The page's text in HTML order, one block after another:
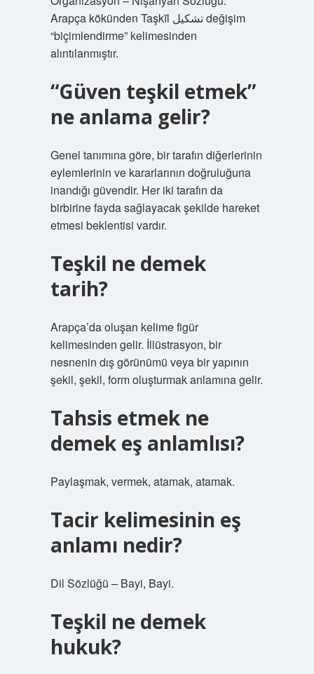
Arapça kökünden Taşkīl تشكيل değişim
“biçimlendirme” kelimesinden
alıntılanmıştır.
“Güven teşkil etmek”
ne anlama gelir?
Genel tanımına göre, bir tarafın diğerlerinin
eylemlerinin ve kararlarının doğruluğuna
inandığı güvendir. Her iki tarafın da
birbirine fayda sağlayacak şekilde hareket
etmesi beklentisi vardır.
Teşkil ne demek
tarih?
Arapça’da oluşan kelime figür
kelimesinden gelir. İllüstrasyon, bir
nesnenin dış görünümü veya bir yapının
şekil, şekil, form oluşturmak anlamına gelir.
Tahsis etmek ne
demek eş anlamlısı?
Paylaşmak, vermek, atamak, atamak.
Tacir kelimesinin eş
anlamı nedir?
Dil Sözlüğü – Bayi, Bayi.
Teşkil ne demek
hukuk?